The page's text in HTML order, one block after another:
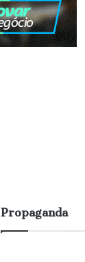
Propaganda